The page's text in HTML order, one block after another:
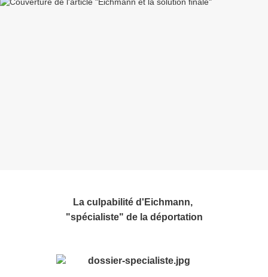
La culpabilité d'Eichmann,
"spécialiste" de la déportation